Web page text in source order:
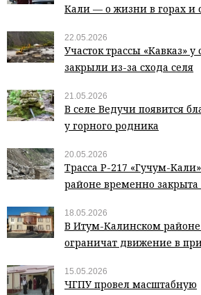
Кали — о жизни в горах и
22.05.2026
Участок трассы «Кавказ»
закрыли из-за схода селя
21.05.2026
В селе Ведучи появится
у горного родника
20.05.2026
Трасса Р-217 «Гучум-
районе временно
18.05.2026
В Итум-Калинском
ограничат движение в
15.05.2026
ЧГПУ провел масштабную